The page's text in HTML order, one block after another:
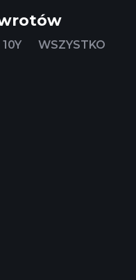
10Y WSZYSTKO